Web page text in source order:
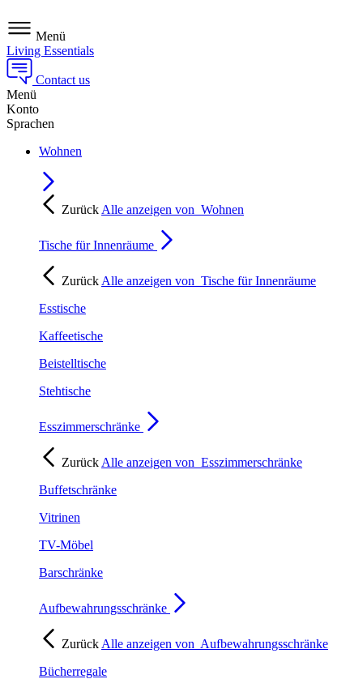
Menü
Living Essentials
Contact us
Menü
Konto
Sprachen
Wohnen
Zurück Alle anzeigen von Wohnen
Tische für Innenräume
Zurück Alle anzeigen von Tische für Innenräume
Esstische
Kaffeetische
Beistelltische
Stehtische
Esszimmerschränke
Zurück Alle anzeigen von Esszimmerschränke
Buffetschränke
Vitrinen
TV-Möbel
Barschränke
Aufbewahrungsschränke
Zurück Alle anzeigen von Aufbewahrungsschränke
Bücherregale